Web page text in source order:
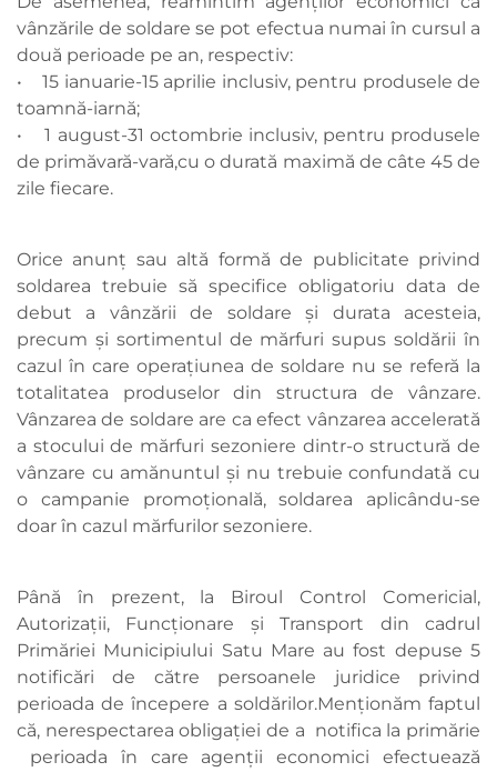
vânzările de soldare se pot efectua numai în cursul a
două perioade pe an, respectiv:
• 15 ianuarie-15 aprilie inclusiv, pentru produsele de
toamnă-iarnă;
• 1 august-31 octombrie inclusiv, pentru produsele
de primăvară-vară,cu o durată maximă de câte 45 de
zile fiecare.
Orice anunţ sau altă formă de publicitate privind
soldarea trebuie să specifice obligatoriu data de
debut a vânzării de soldare şi durata acesteia,
precum şi sortimentul de mărfuri supus soldării în
cazul în care operaţiunea de soldare nu se referă la
totalitatea produselor din structura de vânzare.
Vânzarea de soldare are ca efect vânzarea accelerată
a stocului de mărfuri sezoniere dintr-o structură de
vânzare cu amănuntul și nu trebuie confundată cu
o campanie promoțională, soldarea aplicându-se
doar în cazul mărfurilor sezoniere.
Până în prezent, la Biroul Control Comericial,
Autorizații, Funcționare și Transport din cadrul
Primăriei Municipiului Satu Mare au fost depuse 5
notificări de către persoanele juridice privind
perioada de începere a soldărilor.Menționăm faptul
că, nerespectarea obligaţiei de a notifica la primărie
perioada în care agenții economici efectuează